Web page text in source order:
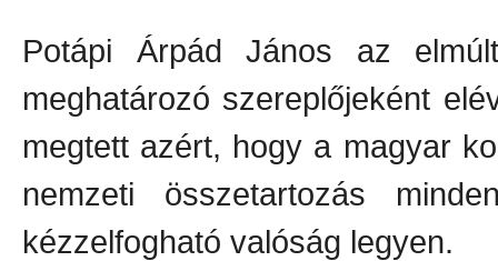
Potápi Árpád János az
meghatározó szereplőjeként
megtett azért, hogy a magyar
nemzeti összetartozás
kézzelfogható valóság legyen.